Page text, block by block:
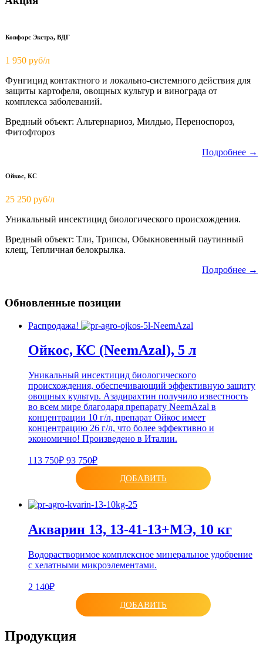
Копфорс Экстра, ВДГ
1 950 руб/л
Фунгицид контактного и локально-системного действия для
защиты картофеля, овощных культур и винограда от
комплекса заболеваний.
Вредный объект: Альтернариоз, Милдью, Переноспороз,
Фитофтороз
Подробнее →
Ойкос, КС
25 250 руб/л
Уникальный инсектицид биологического происхождения.
Вредный объект: Тли, Трипсы, Обыкновенный паутинный
клещ, Тепличная белокрылка.
Подробнее →
Обновленные позиции
Распродажа!
Ойкос, КС (NeemAzal), 5 л
Уникальный инсектицид биологического
происхождения, обеспечивающий эффективную защиту
овощных культур. Азадирахтин получило известность
во всем мире благодаря препарату NeemAzal в
концентрации 10 г/л, препарат Ойкос имеет
концентрацию 26 г/л, что более эффективно и
экономично! Произведено в Италии.
113 750₽ 93 750₽
ДОБАВИТЬ
Акварин 13, 13-41-13+МЭ, 10 кг
Водорастворимое комплексное минеральное удобрение
с хелатными микроэлементами.
2 140₽
ДОБАВИТЬ
Продукция